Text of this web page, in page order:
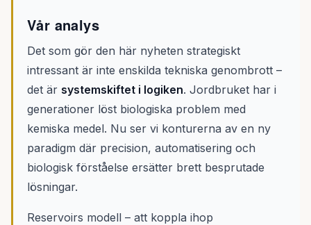
Vår analys
Det som gör den här nyheten strategiskt
intressant är inte enskilda tekniska genombrott –
det är systemskiftet i logiken. Jordbruket har i
generationer löst biologiska problem med
kemiska medel. Nu ser vi konturerna av en ny
paradigm där precision, automatisering och
biologisk förståelse ersätter brett besprutade
lösningar.
Reservoirs modell – att koppla ihop